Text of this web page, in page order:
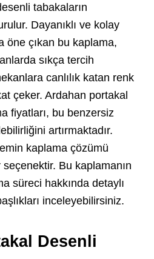
tabakaların
Dayanıklı ve kolay
öne çıkan bu kaplama,
sıkça tercih
canlılık katan renk
çeker. Ardahan portakal
fiyatları, bu benzersiz
artırmaktadır.
kaplama çözümü
Bu kaplamanın
süreci hakkında detaylı
inceleyebilirsiniz.
Desenli